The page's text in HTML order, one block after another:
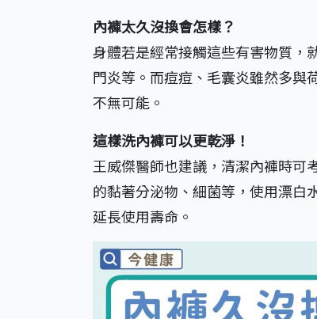
內褲太久沒換會怎樣？
身體若是經常接觸這些有害物質，
門炎等。而痘痘、毛囊炎雖然多與
不無可能。
這樣洗內褲可以更乾淨！
王威傑醫師也建議，清潔內褲時可
的黏著分泌物、細菌等，使用漂白
延長使用壽命。